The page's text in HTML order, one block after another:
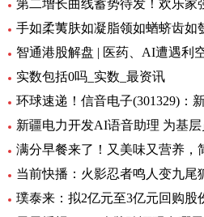
实数包括0吗_实数_最资讯
环球速递！信音电子(301329)：
新疆电力开发AI语音助理 为基
满分早餐来了！又美味又营养，
当前快播：火影忍者鸣人变九尾
璞泰来：拟2亿元至3亿元回购股